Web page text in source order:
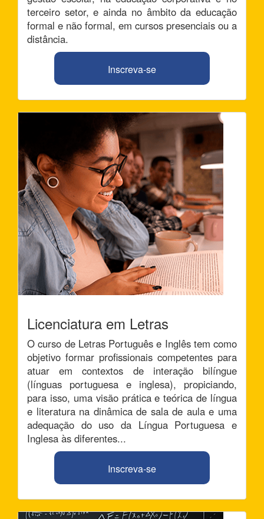
terceiro setor, e ainda no âmbito da educação
formal e não formal, em cursos presenciais ou a
distância.
Inscreva-se
Licenciatura em Letras
O curso de Letras Português e Inglês tem como
objetivo formar profissionais competentes para
atuar em contextos de interação bilíngue
(línguas portuguesa e inglesa), propiciando,
para isso, uma visão prática e teórica de língua
e literatura na dinâmica de sala de aula e uma
adequação do uso da Língua Portuguesa e
Inglesa às diferentes...
Inscreva-se